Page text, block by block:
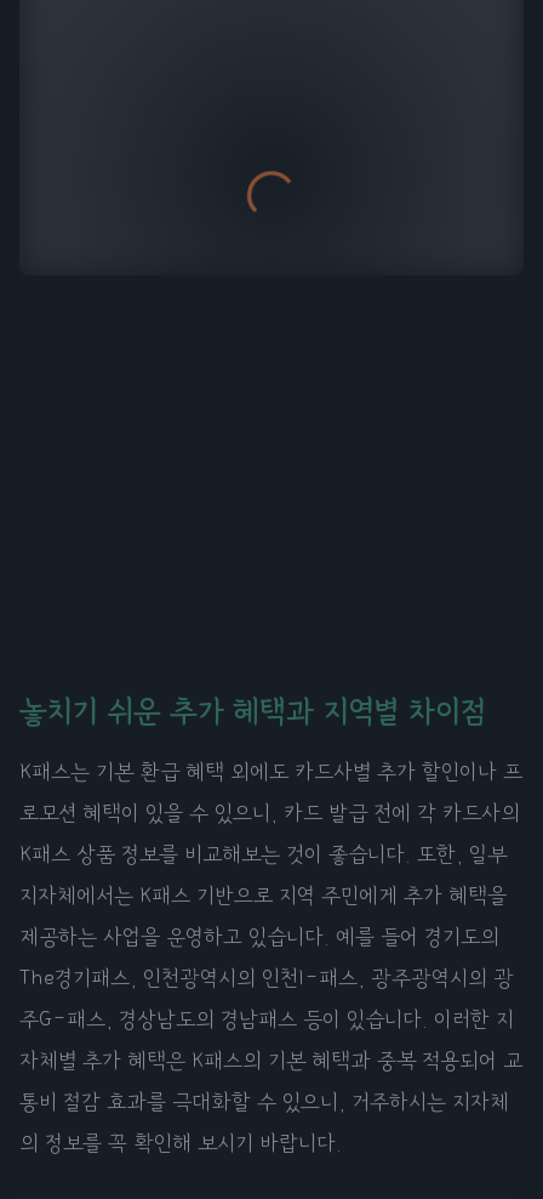
놓치기 쉬운 추가 혜택과 지역별 차이점
K패스는 기본 환급 혜택 외에도 카드사별 추가 할인이나 프
로모션 혜택이 있을 수 있으니, 카드 발급 전에 각 카드사의
K패스 상품 정보를 비교해보는 것이 좋습니다. 또한, 일부
지자체에서는 K패스 기반으로 지역 주민에게 추가 혜택을
제공하는 사업을 운영하고 있습니다. 예를 들어 경기도의
The경기패스, 인천광역시의 인천I-패스, 광주광역시의 광
주G-패스, 경상남도의 경남패스 등이 있습니다. 이러한 지
자체별 추가 혜택은 K패스의 기본 혜택과 중복 적용되어 교
통비 절감 효과를 극대화할 수 있으니, 거주하시는 지자체
의 정보를 꼭 확인해 보시기 바랍니다.